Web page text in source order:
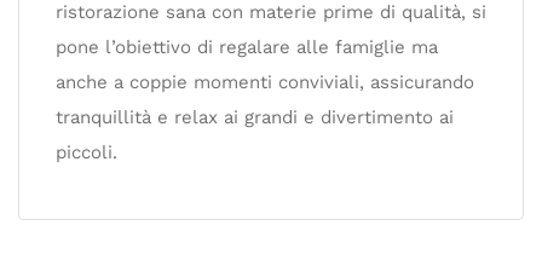
ristorazione sana con materie prime di qualità, si
pone l’obiettivo di regalare alle famiglie ma
anche a coppie momenti conviviali, assicurando
tranquillità e relax ai grandi e divertimento ai
piccoli.